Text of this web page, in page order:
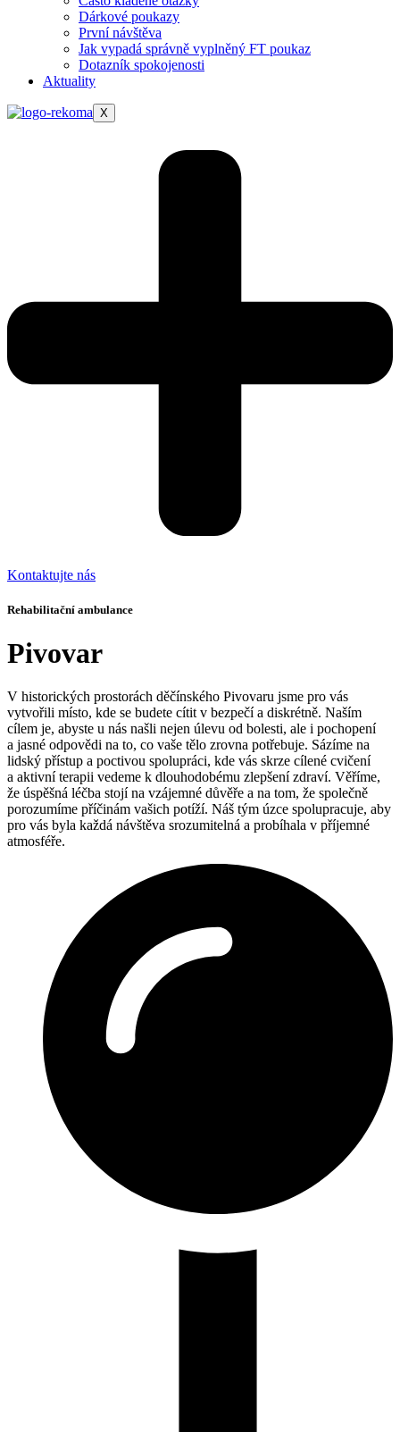
Dárkové poukazy
První návštěva
Jak vypadá správně vyplněný FT poukaz
Dotazník spokojenosti
Aktuality
X
Kontaktujte nás
Rehabilitační ambulance
Pivovar
V historických prostorách děčínského Pivovaru jsme pro vás
vytvořili místo, kde se budete cítit v bezpečí a diskrétně. Naším
cílem je, abyste u nás našli nejen úlevu od bolesti, ale i pochopení
a jasné odpovědi na to, co vaše tělo zrovna potřebuje. Sázíme na
lidský přístup a poctivou spolupráci, kde vás skrze cílené cvičení
a aktivní terapii vedeme k dlouhodobému zlepšení zdraví. Věříme,
že úspěšná léčba stojí na vzájemné důvěře a na tom, že společně
porozumíme příčinám vašich potíží. Náš tým úzce spolupracuje, aby
pro vás byla každá návštěva srozumitelná a probíhala v příjemné
atmosféře.